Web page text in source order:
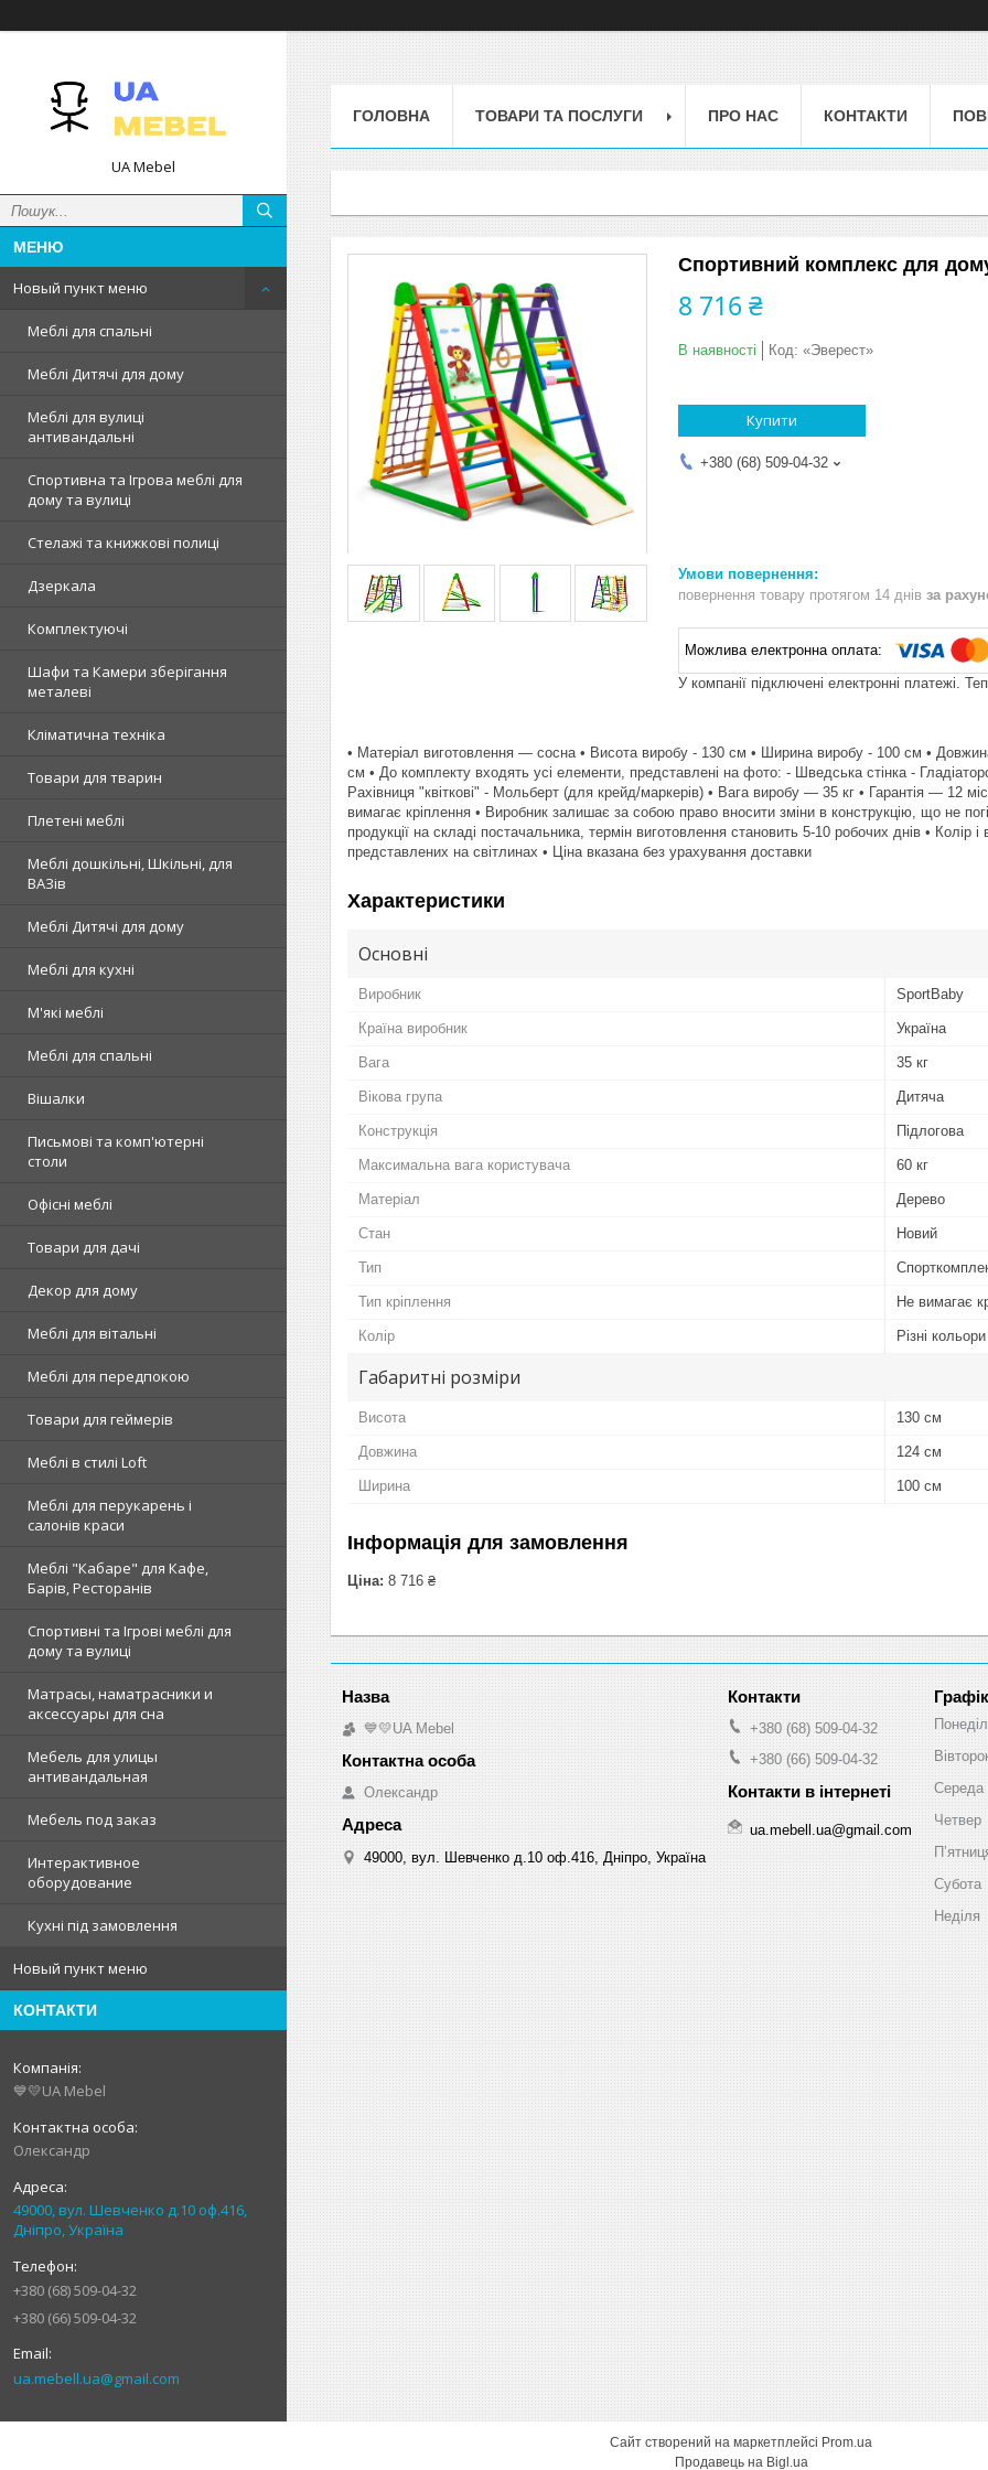
UA Mebel
Новый пункт меню
Меблі для спальні
Меблі Дитячі для дому
Меблі для вулиці
антивандальні
Спортивна та Ігрова меблі для
дому та вулиці
Стелажі та книжкові полиці
Дзеркала
Комплектуючі
Шафи та Камери зберігання
металеві
Кліматична техніка
Товари для тварин
Плетені меблі
Меблі дошкільні, Шкільні, для
ВАЗів
Меблі Дитячі для дому
Меблі для кухні
М'які меблі
Меблі для спальні
Вішалки
Письмові та комп'ютерні
столи
Офісні меблі
Товари для дачі
Декор для дому
Меблі для вітальні
Меблі для передпокою
Товари для геймерів
Меблі в стилі Loft
Меблі для перукарень і
салонів краси
Меблі "Кабаре" для Кафе,
Барів, Ресторанів
Спортивні та Ігрові меблі для
дому та вулиці
Матрасы, наматрасники и
аксессуары для сна
Мебель для улицы
антивандальная
Мебель под заказ
Интерактивное
оборудование
Кухні під замовлення
Новый пункт меню
КОНТАКТИ
💙💛UA Mebel
Олександр
49000, вул. Шевченко д.10 оф.416,
Дніпро, Україна
+380 (68) 509-04-32
+380 (66) 509-04-32
ua.mebell.ua@gmail.com
ГОЛОВНА ТОВАРИ ТА ПОСЛУГИ ПРО НАС КОНТАКТИ
Спортивний комплекс для
8 716 ₴
В наявності Код: «Эверест»
Купити
+380 (68) 509-04-32
повернення товару протягом 14 днів за
У компанії підключені електронні платежі.
• Матеріал виготовлення — сосна • Висота виробу - 130 см • Ширина виробу - 100 см •
см • До комплекту входять усі елементи, представлені на фото: - Шведська стінка -
Рахівниця "квіткові" - Мольберт (для крейд/маркерів) • Вага виробу — 35 кг • Гарантія — 12
вимагає кріплення • Виробник залишає за собою право вносити зміни в конструкцію, що не
продукції на складі постачальника, термін виготовлення становить 5-10 робочих днів • Колір
представлених на світлинах • Ціна вказана без урахування доставки
Характеристики
Основні
Виробник SportBaby
Країна виробник Україна
Вага 35 кг
Вікова група Дитяча
Конструкція Підлогова
Максимальна вага користувача 60 кг
Матеріал Дерево
Стан Новий
Тип
Тип кріплення Не вимагає
Колір Різні кольори
Габаритні розміри
Висота 130 см
Довжина 124 см
Ширина 100 см
Інформація для замовлення
Ціна: 8 716 ₴
💙💛UA Mebel
Олександр
49000, вул. Шевченко д.10 оф.416, Дніпро, Україна
+380 (68) 509-04-32
+380 (66) 509-04-32
ua.mebell.ua@gmail.com
Середа
Четвер
Субота
Неділя
Сайт створений на маркетплейсі Prom.ua
Продавець на Bigl.ua